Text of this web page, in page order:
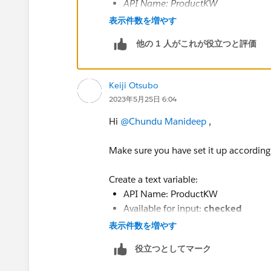
API Name: ProductKW
Available for input:
Please Delete and Re-Create this
表示件数を増やす
他の 1 人がこれが役立つと評価
Keiji Otsubo
2023年5月25日 6:04
Hi @Chundu Manideep ,
Make sure you have set it up
Create a text variable:
API Name: ProductKW
Available for input: checked
https://trailhead.salesforce.com/
flow?trail_id=build-flows-with-flow-
表示件数を増やす
役立つとしてマーク